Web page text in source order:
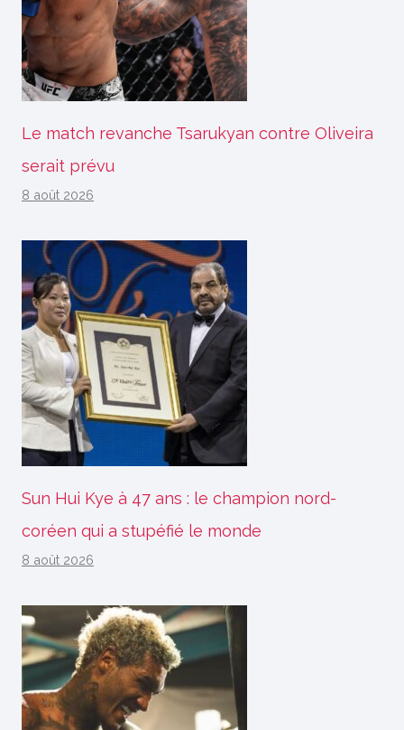
Le match revanche Tsarukyan contre Oliveira
serait prévu
8 août 2026
Sun Hui Kye à 47 ans : le champion nord-
coréen qui a stupéfié le monde
8 août 2026